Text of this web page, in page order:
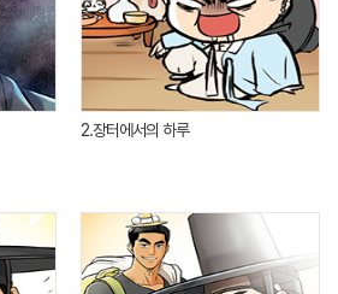
2.장터에서의 하루